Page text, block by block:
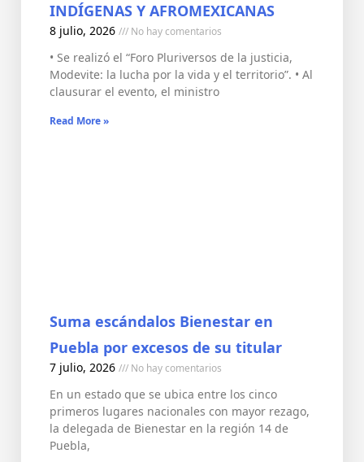
INDÍGENAS Y AFROMEXICANAS
8 julio, 2026 No hay comentarios
• Se realizó el “Foro Pluriversos de la justicia,
Modevite: la lucha por la vida y el territorio”. • Al
clausurar el evento, el ministro
Read More »
Suma escándalos Bienestar en
Puebla por excesos de su titular
7 julio, 2026 No hay comentarios
En un estado que se ubica entre los cinco
primeros lugares nacionales con mayor rezago,
la delegada de Bienestar en la región 14 de
Puebla,